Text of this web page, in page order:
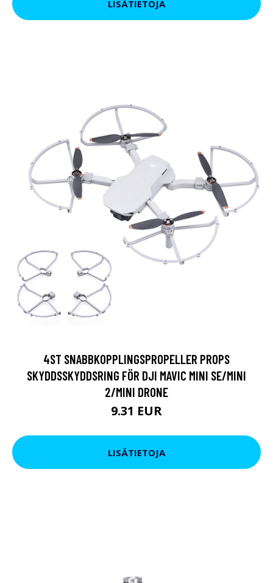
LISÄTIETOJA
4ST SNABBKOPPLINGSPROPELLER PROPS
SKYDDSSKYDDSRING FÖR DJI MAVIC MINI SE/MINI
2/MINI DRONE
9.31 EUR
LISÄTIETOJA